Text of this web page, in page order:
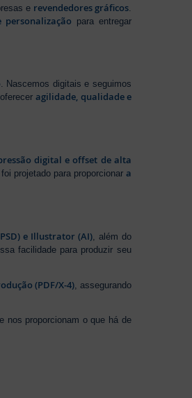
e revendedores gráficos.
personalização para entregar
. Nascemos digitais e seguimos
agilidade, qualidade e
digital e offset de alta
foi projetado para proporcionar a
e Illustrator (AI), além do
facilidade para produzir seu
(PDF/X-4), assegurando
nos proporcionam o que há de